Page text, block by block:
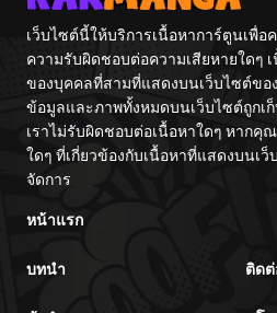
เว็บไซต์นี้ให้บริการเนื้อหาการ์ตูนเพื่
ความรับผิดชอบต่อความเสียหายใดๆ
ของบุคคลที่สามที่แสดงบนเว็บไซต์ขอ
ข้อมูลและภาพทั้งหมดบนเว็บไซต์ถูกเ
เราไม่รับผิดชอบต่อเนื้อหาใดๆ หาก
ใดๆ ที่เกี่ยวข้องกับเนื้อหาที่แสดงบนเ
จัดการ
หน้าแรก
บทนำ ติดต่